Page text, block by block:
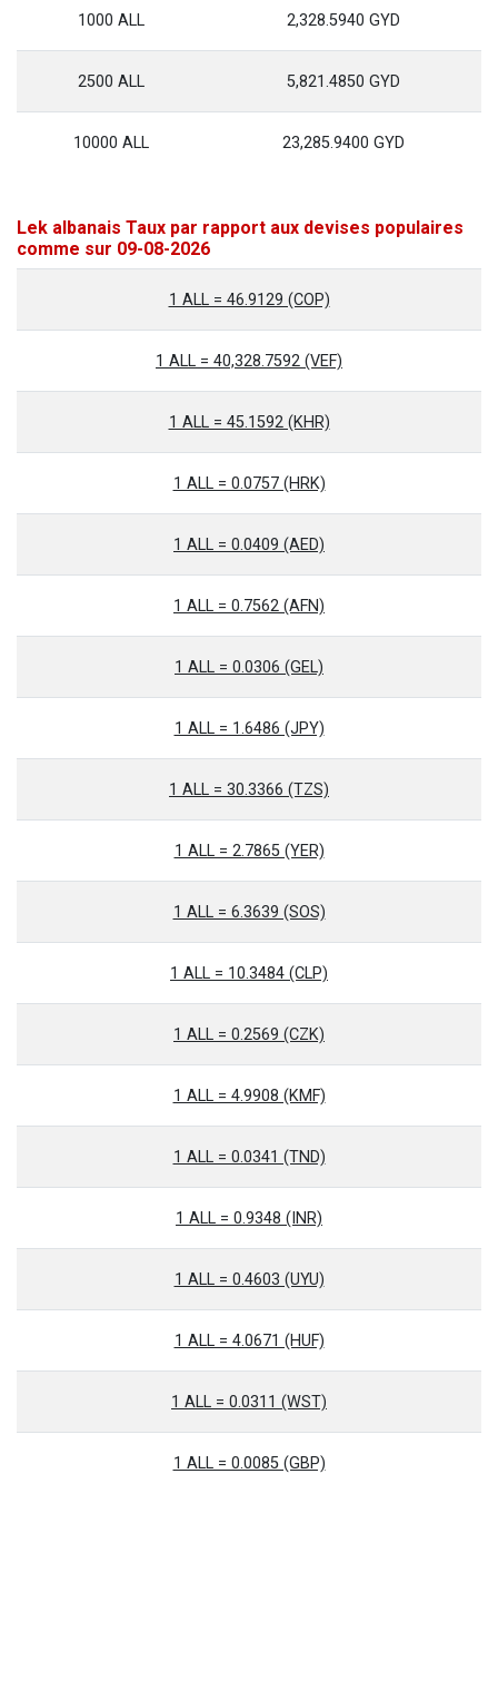
1000 ALL 2,328.5940 GYD
2500 ALL 5,821.4850 GYD
10000 ALL 23,285.9400 GYD
Lek albanais Taux par rapport aux devises populaires
comme sur 09-08-2026
1 ALL = 46.9129 (COP)
1 ALL = 40,328.7592 (VEF)
1 ALL = 45.1592 (KHR)
1 ALL = 0.0757 (HRK)
1 ALL = 0.0409 (AED)
1 ALL = 0.7562 (AFN)
1 ALL = 0.0306 (GEL)
1 ALL = 1.6486 (JPY)
1 ALL = 30.3366 (TZS)
1 ALL = 2.7865 (YER)
1 ALL = 6.3639 (SOS)
1 ALL = 10.3484 (CLP)
1 ALL = 0.2569 (CZK)
1 ALL = 4.9908 (KMF)
1 ALL = 0.0341 (TND)
1 ALL = 0.9348 (INR)
1 ALL = 0.4603 (UYU)
1 ALL = 4.0671 (HUF)
1 ALL = 0.0311 (WST)
1 ALL = 0.0085 (GBP)